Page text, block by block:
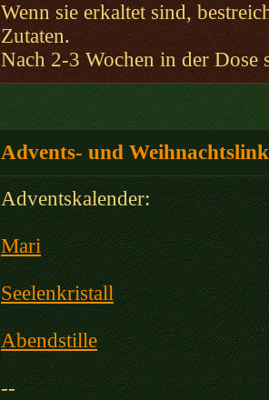
Wenn sie erkaltet sind,
Zutaten.
Nach 2-3 Wochen in der Dose
Advents- und
Adventskalender:
Mari
Seelenkristall
Abendstille
--